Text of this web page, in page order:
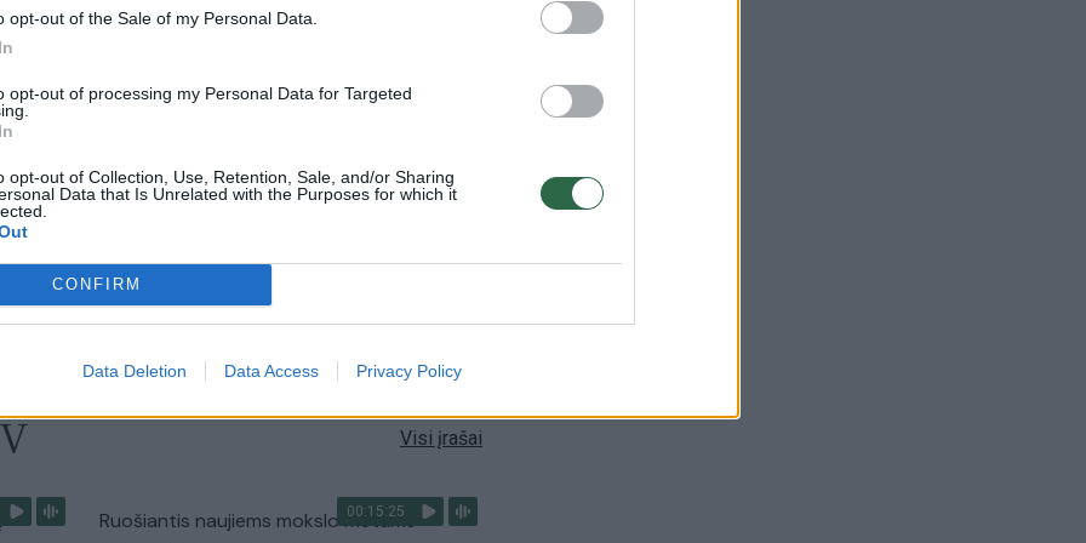
opt-out of the Sale of my Personal Data.
opt-out of processing my Personal Data for Targeted
opt-out of Collection, Use, Retention, Sale, and/or Sharing
Data that Is Unrelated with the Purposes for which it
CONFIRM
Data Deletion Data Access Privacy Policy
–
užgaulūs įvardžiai
Žinios
Visi įrašai
00:15:25
Ruošiantis naujiems mokslo metams –